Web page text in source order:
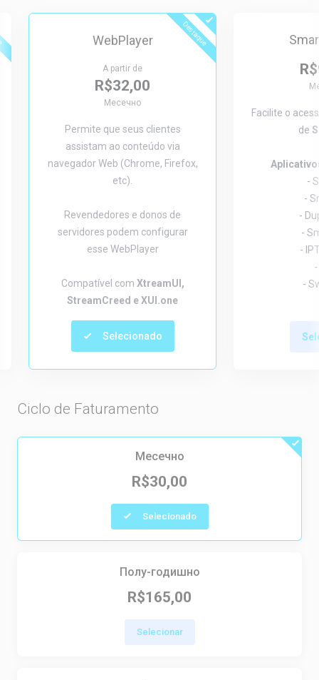
Destaque
WebPlayer
A partir de
R$32,00
Месечно
Permite que seus clientes
assistam ao conteúdo via
navegador Web (Chrome, Firefox,
etc).
Revendedores e donos de
servidores podem configurar
esse WebPlayer
Compatível com XtreamUI,
StreamCreed e XUI.one
Selecionado
Facilite o
de
-
-
-
-
-
-
Ciclo de Faturamento
Месечно
R$30,00
Selecionado
Полу-годишно
R$165,00
Selecionar